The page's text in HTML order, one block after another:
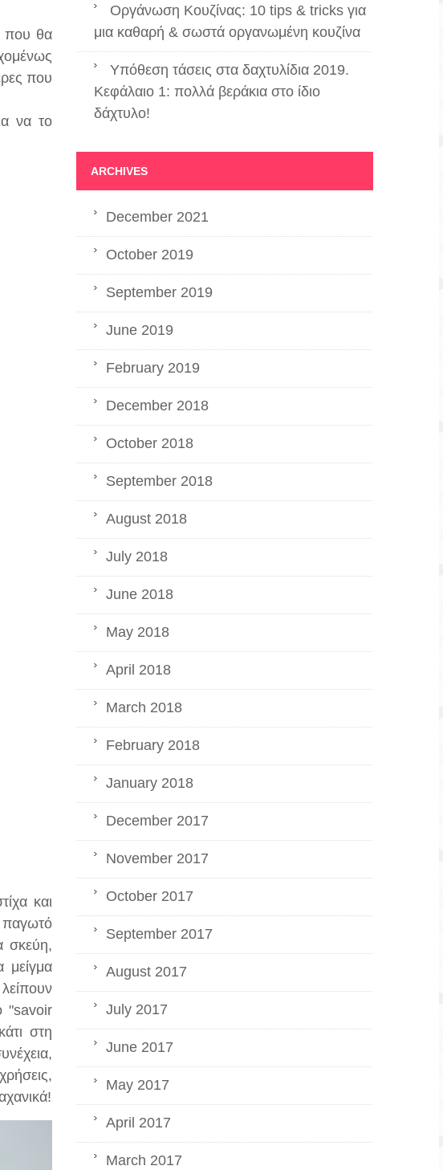
που θα
που
να το
και
παγωτό
σκεύη,
μείγμα
"savoir
στη
Οργάνωση Κουζίνας: 10 tips & tricks για
μια καθαρή & σωστά οργανωμένη κουζίνα
Υπόθεση τάσεις στα δαχτυλίδια 2019.
Κεφάλαιο 1: πολλά βεράκια στο ίδιο
δάχτυλο!
ARCHIVES
December 2021
October 2019
September 2019
June 2019
February 2019
December 2018
October 2018
September 2018
August 2018
July 2018
June 2018
May 2018
April 2018
March 2018
February 2018
January 2018
December 2017
November 2017
October 2017
September 2017
August 2017
July 2017
June 2017
May 2017
April 2017
March 2017